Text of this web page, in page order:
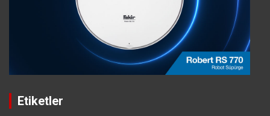
Etiketler